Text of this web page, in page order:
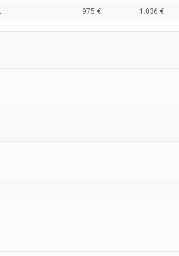
975 € 1.036 €